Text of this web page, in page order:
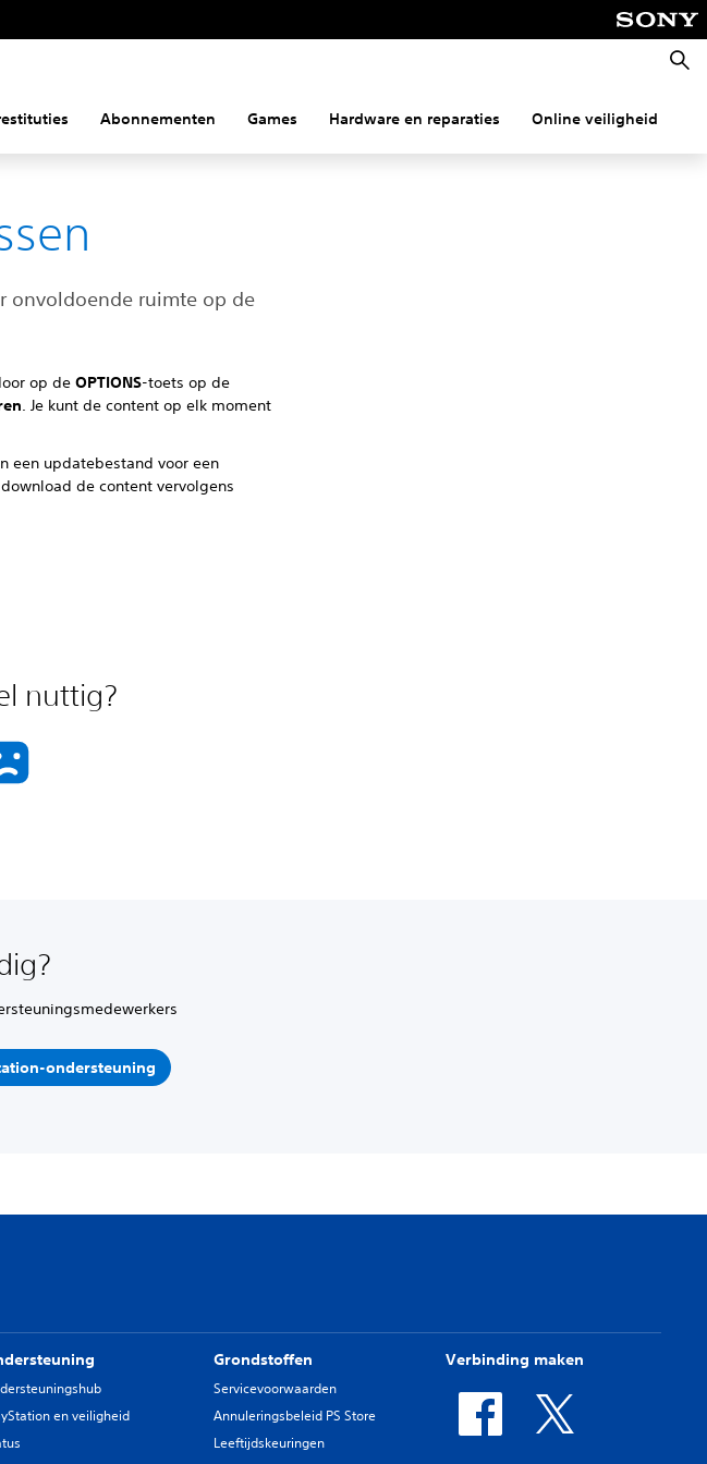
Abonnementen Games Hardware en reparaties Online veiligheid
onvoldoende ruimte op de
op deOPTIONS-toets op de
. Je kunt de content op elk moment
een updatebestand voor een
de content vervolgens
nuttig?
ondersteuning
en veiligheid
Grondstoffen
Servicevoorwaarden
Annuleringsbeleid PS Store
Leeftijdskeuringen
Verbinding maken